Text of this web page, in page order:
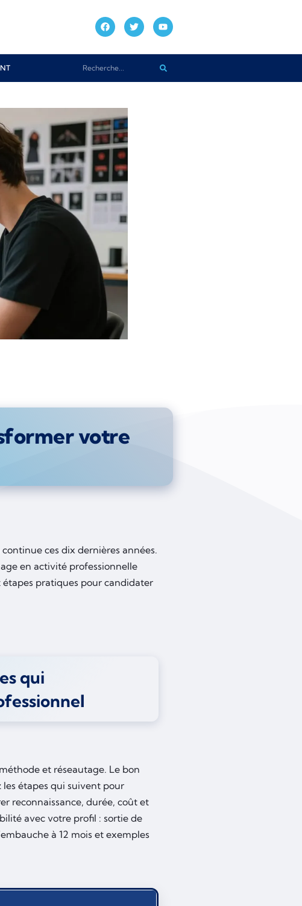
votre
ces dix dernières années.
en activité professionnelle
pratiques pour candidater
qui
et réseautage. Le bon
les étapes qui suivent pour
reconnaissance, durée, coût et
avec votre profil : sortie de
à 12 mois et exemples